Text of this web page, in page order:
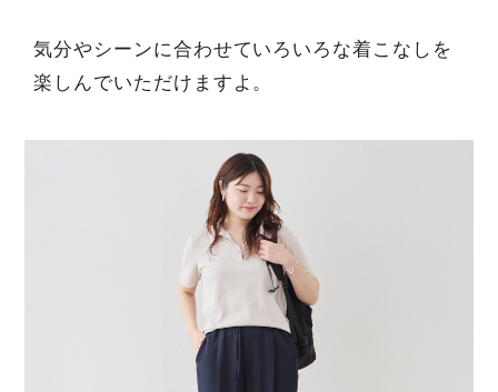
気分やシーンに合わせていろいろな着こなしを
楽しんでいただけますよ。